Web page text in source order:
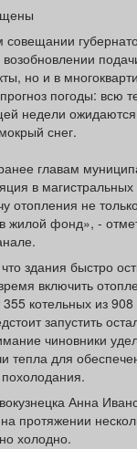
Я - пенсионер
но и в
погоды: всю
недели
снег.
главам
в
отопления не
жилой фонд», -
здания быстро
включить
355 котельных из
запустить
чиновники
тепла для
Анна
протяжении
холодно.